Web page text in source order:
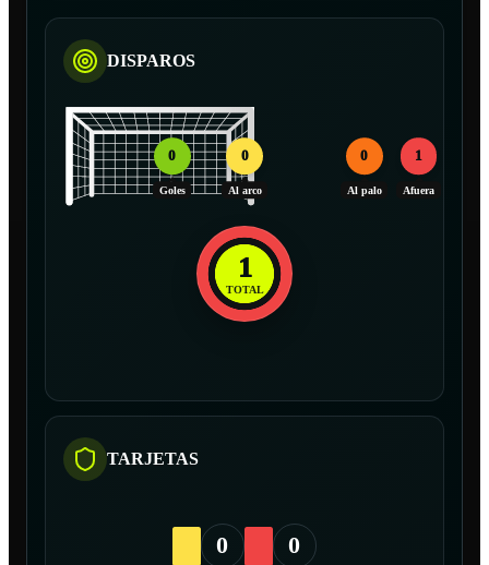
DISPAROS
0
Goles
0
Al arco
0
Al palo
1
Afuera
1
TOTAL
TARJETAS
0 0